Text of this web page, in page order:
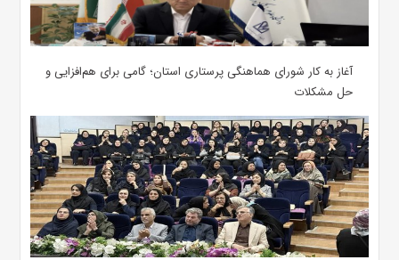
آغاز به کار شورای هماهنگی پرستاری استان؛ گامی برای هم‌افزایی و
حل مشکلات